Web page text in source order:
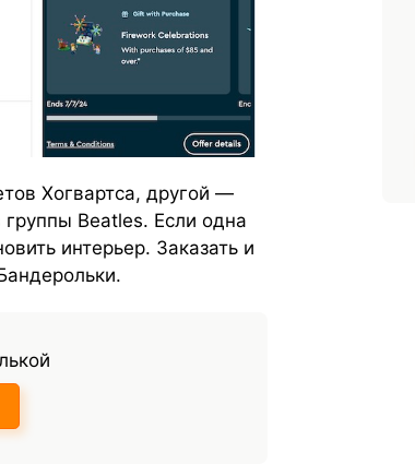
Хогвартса, другой —
Beatles. Если одна
интерьер. Заказать и